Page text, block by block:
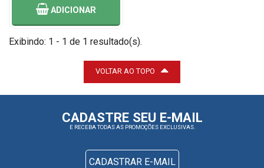
ADICIONAR
Exibindo: 1 - 1 de 1 resultado(s).
VOLTAR AO TOPO
CADASTRE SEU E-MAIL
E RECEBA TODAS AS PROMOÇÕES EXCLUSIVAS.
CADASTRAR E-MAIL